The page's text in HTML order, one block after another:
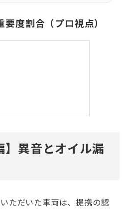
度割合（プロ視点）
】異音とオイル漏
ただいた車両は、提携の認